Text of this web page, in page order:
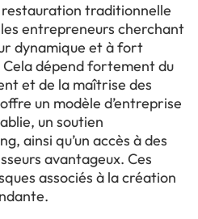
traditionnelle
entrepreneurs cherchant
dynamique et à fort
dépend fortement du
et de la maîtrise des
un modèle d’entreprise
un soutien
ainsi qu’un accès à des
avantageux. Ces
associés à la création